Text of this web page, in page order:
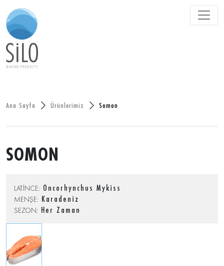
Ana Sayfa Ürünlerimiz Somon
SOMON
LATİNCE: Oncorhynchus Mykiss
MENŞE: Karadeniz
SEZON: Her Zaman